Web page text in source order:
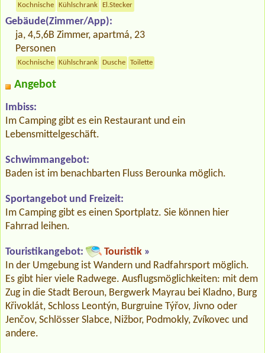
Kochnische Kühlschrank El.Stecker
Gebäude(Zimmer/App):
ja, 4,5,6B Zimmer, apartmá, 23
Personen
Kochnische Kühlschrank Dusche Toilette
Angebot
Imbiss:
Im Camping gibt es ein Restaurant und ein
Lebensmittelgeschäft.
Schwimmangebot:
Baden ist im benachbarten Fluss Berounka möglich.
Sportangebot und Freizeit:
Im Camping gibt es einen Sportplatz. Sie können hier
Fahrrad leihen.
Touristikangebot: Touristik »
In der Umgebung ist Wandern und Radfahrsport möglich.
Es gibt hier viele Radwege. Ausflugsmöglichkeiten: mit dem
Zug in die Stadt Beroun, Bergwerk Mayrau bei Kladno, Burg
Křivoklát, Schloss Leontýn, Burgruine Týřov, Jivno oder
Jenčov, Schlösser Slabce, Nižbor, Podmokly, Zvíkovec und
andere.